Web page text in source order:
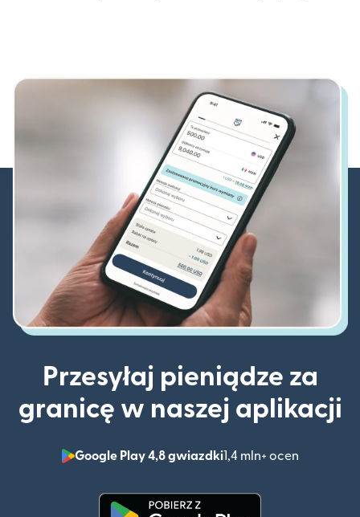
Przesyłaj pieniądze za
granicę w naszej aplikacji
Google Play 4,8 gwiazdki1,4 mln+ ocen
(otwiera